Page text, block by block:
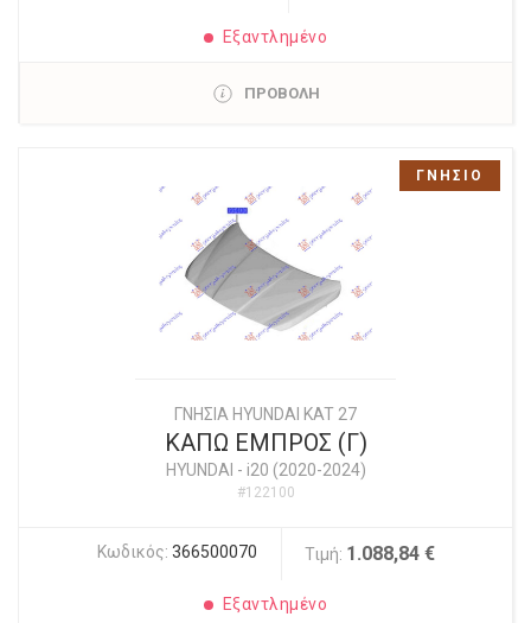
Εξαντλημένο
ΠΡΟΒΟΛΗ
ΓΝΗΣΙΑ HYUNDAI KAT 27
ΚΑΠΩ ΕΜΠΡΟΣ (Γ)
HYUNDAI - i20 (2020-2024)
#122100
Κωδικός: 366500070 Τιμή: 1.088,84 €
Εξαντλημένο
ΓΝΗΣΙΟ